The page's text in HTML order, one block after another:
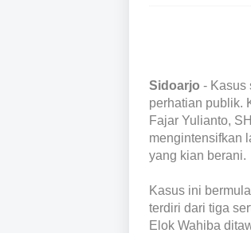
Sidoarjo - Kasus
perhatian publik.
Fajar Yulianto,
mengintensifkan
yang kian berani.
Kasus ini
terdiri dari tiga
Elok Wahiba